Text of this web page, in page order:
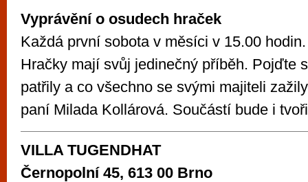
Vyprávění o osudech hraček
Každá první sobota v měsíci v 15.00 hodin.
Hračky mají svůj jedinečný příběh. Pojďte
patřily a co všechno se svými majiteli
paní Milada Kollárová. Součástí bude i
VILLA TUGENDHAT
Černopolní 45, 613 00 Brno